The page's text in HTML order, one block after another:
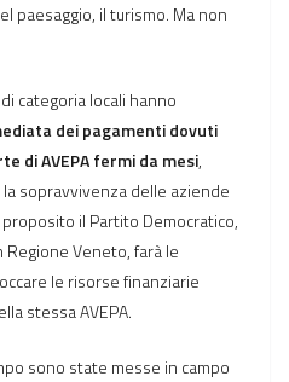
paesaggio, il turismo. Ma non
categorialocali hanno
dei pagamenti dovuti
di AVEPA fermi da mesi,
sopravvivenza delle aziende
il Partito Democratico,
Veneto, farà le
le risorse finanziarie
stessa AVEPA.
sono state messe in campo